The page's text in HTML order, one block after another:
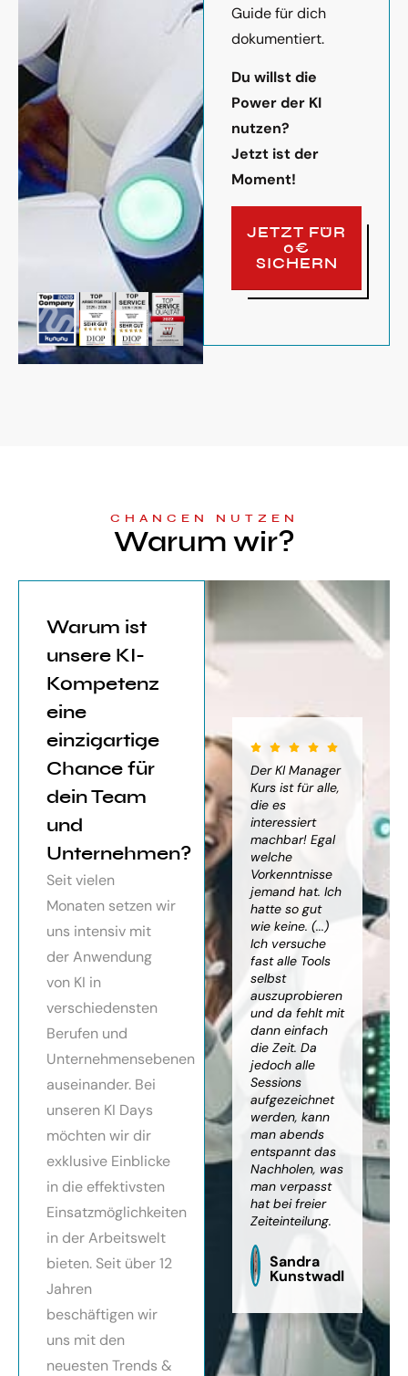
Guide für dich
dokumentiert.
Du willst die
Power der KI
nutzen?
Jetzt ist der
Moment!
JETZT FÜR
0€
SICHERN
CHANCEN NUTZEN
Warum wir?
Warum ist
unsere KI-
Kompetenz
eine
einzigartige
Chance für
dein Team
und
Unternehmen?
Seit vielen
Monaten setzen wir
uns intensiv mit
der Anwendung
von KI in
verschiedensten
Berufen und
Unternehmensebenen
auseinander. Bei
unseren KI Days
möchten wir dir
exklusive Einblicke
in die effektivsten
Einsatzmöglichkeiten
in der Arbeitswelt
bieten. Seit über 12
Jahren
beschäftigen wir
uns mit den
neuesten Trends &
von
sehr
die
von KI
von
Elisabeth
Der KI Manager
mich sehr
toller Überblick
über alles, was
mit kleinem
Ausblick.
Auf alle Fragen
teilweise
wurden für
Probleme noch
Anleitungen
bereitgestellt.
Monika
Vietz
Der KI Manager
Kurs ist für alle,
die es
interessiert
machbar! Egal
welche
Vorkenntnisse
jemand hat. Ich
hatte so gut
wie keine. (...)
Ich versuche
fast alle Tools
selbst
auszuprobieren
und da fehlt mit
dann einfach
die Zeit. Da
jedoch alle
Sessions
aufgezeichnet
werden, kann
man abends
entspannt das
Nachholen, was
man verpasst
hat bei freier
Zeiteinteilung.
Sandra
Kunstwadl
zu